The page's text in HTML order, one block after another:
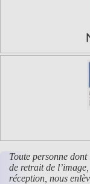
Toute personne
de retrait de
réception, nous